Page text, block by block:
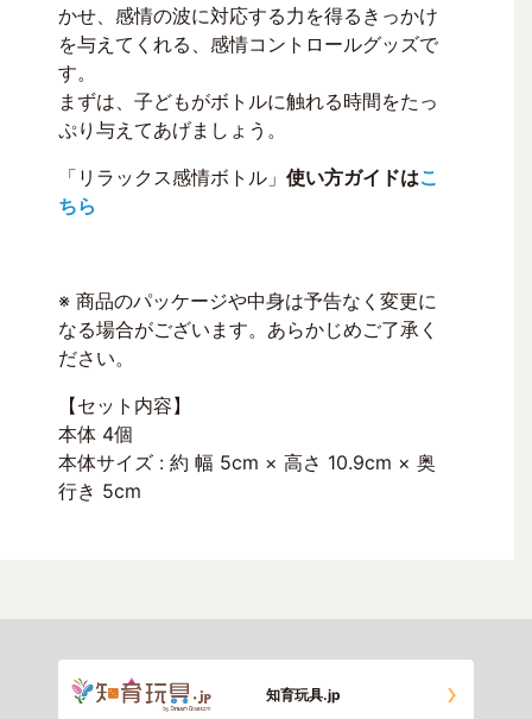
かせ、感情の波に対応する力を得るきっかけ
を与えてくれる、感情コントロールグッズで
す。
まずは、子どもがボトルに触れる時間をたっ
ぷり与えてあげましょう。
「リラックス感情ボトル」 使い方ガイドはこ
ちら
※ 商品のパッケージや中身は予告なく変更に
なる場合がございます。あらかじめご了承く
ださい。
【セット内容】
本体 4個
本体サイズ : 約 幅 5cm × 高さ 10.9cm × 奥
行き 5cm
知育玩具.jp